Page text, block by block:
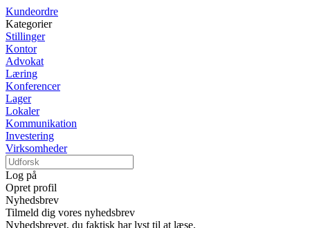
Kundeordre
Kategorier
Stillinger
Kontor
Advokat
Læring
Konferencer
Lager
Lokaler
Kommunikation
Investering
Virksomheder
Log på
Opret profil
Nyhedsbrev
Tilmeld dig vores nyhedsbrev
Nyhedsbrevet, du faktisk har lyst til at læse.